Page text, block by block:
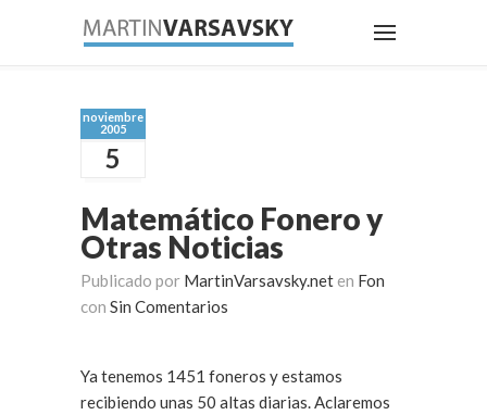
noviembre
2005
5
Matemático Fonero y
Otras Noticias
Publicado por MartinVarsavsky.net en Fon
con Sin Comentarios
Ya tenemos 1451 foneros y estamos
recibiendo unas 50 altas diarias. Aclaremos